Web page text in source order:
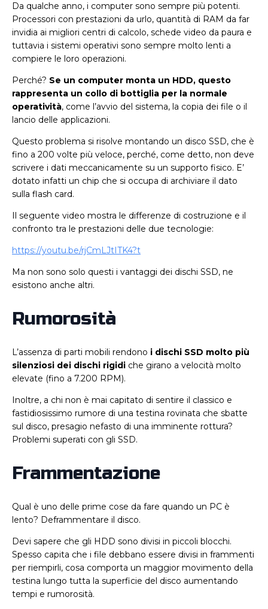
Da qualche anno, i computer sono sempre più potenti.
Processori con prestazioni da urlo, quantità di RAM da far
invidia ai migliori centri di calcolo, schede video da paura e
tuttavia i sistemi operativi sono sempre molto lenti a
compiere le loro operazioni.
Perché? Se un computer monta un HDD, questo
rappresenta un collo di bottiglia per la normale
operatività, come l’avvio del sistema, la copia dei file o il
lancio delle applicazioni.
Questo problema si risolve montando un disco SSD, che è
fino a 200 volte più veloce, perché, come detto, non deve
scrivere i dati meccanicamente su un supporto fisico. E’
dotato infatti un chip che si occupa di archiviare il dato
sulla flash card.
Il seguente video mostra le differenze di costruzione e il
confronto tra le prestazioni delle due tecnologie:
https://youtu.be/rjCmLJtITK4?t
Ma non sono solo questi i vantaggi dei dischi SSD, ne
esistono anche altri.
Rumorosità
L’assenza di parti mobili rendono i dischi SSD molto più
silenziosi dei dischi rigidi che girano a velocità molto
elevate (fino a 7.200 RPM).
Inoltre, a chi non è mai capitato di sentire il classico e
fastidiosissimo rumore di una testina rovinata che sbatte
sul disco, presagio nefasto di una imminente rottura?
Problemi superati con gli SSD.
Frammentazione
Qual è uno delle prime cose da fare quando un PC è
lento? Deframmentare il disco.
Devi sapere che gli HDD sono divisi in piccoli blocchi.
Spesso capita che i file debbano essere divisi in frammenti
per riempirli, cosa comporta un maggior movimento della
testina lungo tutta la superficie del disco aumentando
tempi e rumorosità.